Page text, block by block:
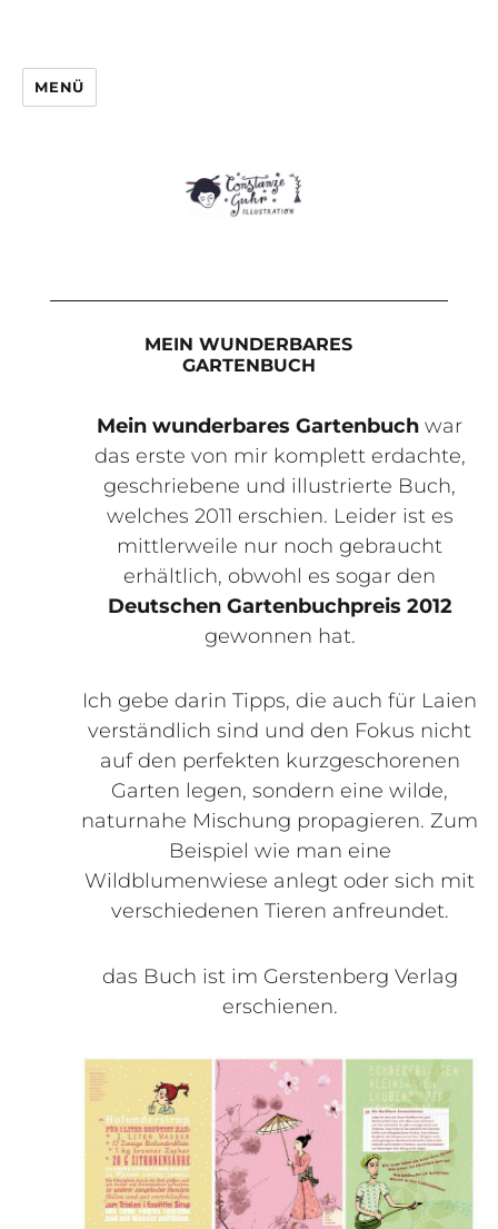
MENÜ
MEIN WUNDERBARES
GARTENBUCH
Mein wunderbares Gartenbuch war
das erste von mir komplett erdachte,
geschriebene und illustrierte Buch,
welches 2011 erschien. Leider ist es
mittlerweile nur noch gebraucht
erhältlich, obwohl es sogar den
Deutschen Gartenbuchpreis 2012
gewonnen hat.
Ich gebe darin Tipps, die auch für Laien
verständlich sind und den Fokus nicht
auf den perfekten kurzgeschorenen
Garten legen, sondern eine wilde,
naturnahe Mischung propagieren. Zum
Beispiel wie man eine
Wildblumenwiese anlegt oder sich mit
verschiedenen Tieren anfreundet.
das Buch ist im Gerstenberg Verlag
erschienen.